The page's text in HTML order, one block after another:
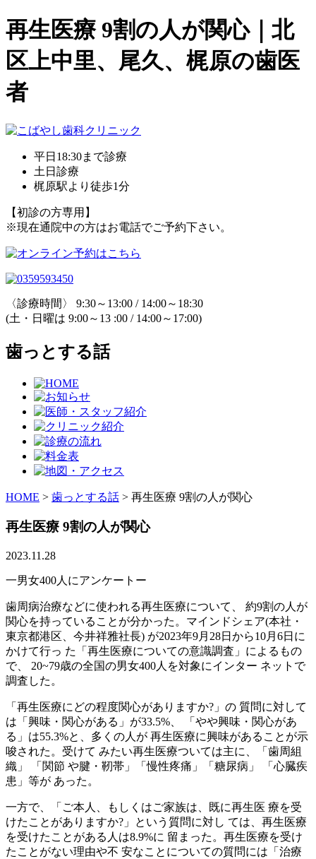
再生医療 9割の人が関心｜北
区上中里、尾久、梶原の歯医
者
平日18:30まで診療
土日診療
梶原駅より徒歩1分
【初診の方専用】
※現在通院中の方はお電話でご予約下さい。
〈診療時間〉 9:30～13:00 / 14:00～18:30
(土・日曜は 9:00～13 :00 / 14:00～17:00)
歯っとする話
HOME > 歯っとする話 > 再生医療 9割の人が関心
再生医療 9割の人が関心
2023.11.28
一男女400人にアンケートー
歯周病治療などに使われる再生医療について、 約9割の人が
関心を持っていることが分かった。マインドシェア(本社・
東京都港区、今井祥雅社長) が2023年9月28日から10月6日に
かけて行っ た「再生医療についての意識調査」によるもの
で、 20~79歳の全国の男女400人を対象にインター ネットで
調査した。
「再生医療にどの程度関心がありますか?」の 質問に対して
は「興味・関心がある」が33.5%、 「やや興味・関心があ
る」は55.3%と、多くの人が 再生医療に興味があることが示
唆された。受けて みたい再生医療ついては主に、「歯周組
織」 「関節 や腱・靭帯」「慢性疼痛」「糖尿病」 「心臓疾
患」等が あった。
一方で、「ご本人、もしくはご家族は、既に再生医 療を受
けたことがありますか?」という質問に対し ては、再生医療
を受けたことがある人は8.9%に 留まった。再生医療を受け
たことがない理由や不 安なことについての質問には「治療